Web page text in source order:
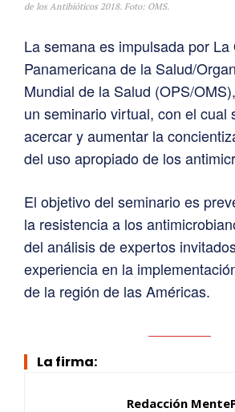
de los Antibióticos 2018. Foto: OMS.
La semana es impulsada por La
Panamericana de la Salud/
Mundial de la Salud (OPS/
un seminario virtual, con el cual
acercar y aumentar la
del uso apropiado de los
El objetivo del seminario es
la resistencia a los
del análisis de expertos
experiencia en la
de la región de las Américas.
La firma:
Redacción